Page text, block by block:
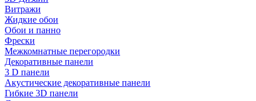
Витражи
Жидкие обои
Обои и панно
Фрески
Межкомнатные перегородки
Декоративные панели
3 D панели
Акустические декоративные панели
Гибкие 3D панели